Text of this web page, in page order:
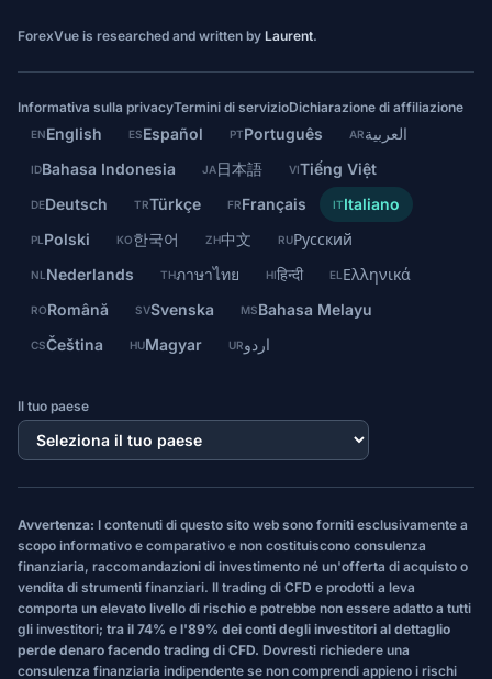
ForexVue is researched and written by Laurent.
Informativa sulla privacyTermini di servizioDichiarazione di affiliazione
ENEnglish ESEspañol PTPortuguês ARالعربية
IDBahasa Indonesia JA日本語 VITiếng Việt
DEDeutsch TRTürkçe FRFrançais ITItaliano
PL Polski KO한국어 ZH中文 RUРусский
NL Nederlands THภาษาไทย HIहिन्दी EL Ελληνικά
RORomână SVSvenska MSBahasa Melayu
CSČeština HUMagyar URاردو
Il tuo paese
Avvertenza: I contenuti di questo sito web sono forniti esclusivamente a
scopo informativo e comparativo e non costituiscono consulenza
finanziaria, raccomandazioni di investimento né un'offerta di acquisto o
vendita di strumenti finanziari. Il trading di CFD e prodotti a leva
comporta un elevato livello di rischio e potrebbe non essere adatto a tutti
gli investitori; tra il 74% e l'89% dei conti degli investitori al dettaglio
perde denaro facendo trading di CFD. Dovresti richiedere una
consulenza finanziaria indipendente se non comprendi appieno i rischi